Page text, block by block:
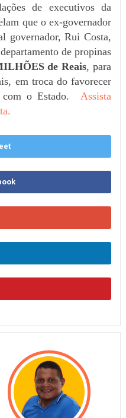
de executivos da
que o ex-governador
governador, Rui Costa,
de propinas
de Reais, para
em troca do favorecer
com o Estado. Assista